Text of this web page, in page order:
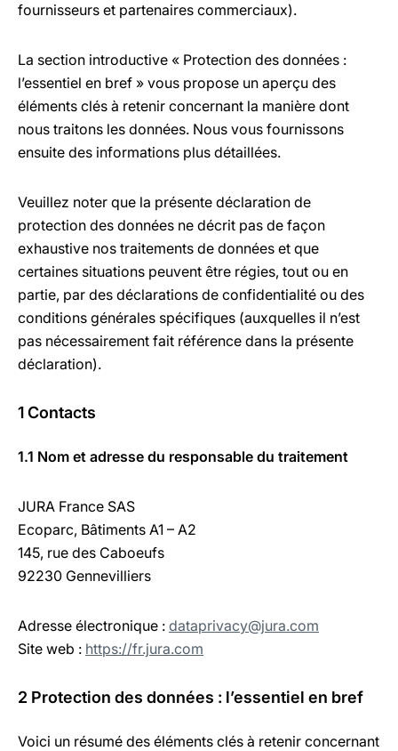
fournisseurs et partenaires commerciaux).
La section introductive « Protection des données :
l’essentiel en bref » vous propose un aperçu des
éléments clés à retenir concernant la manière dont
nous traitons les données. Nous vous fournissons
ensuite des informations plus détaillées.
Veuillez noter que la présente déclaration de
protection des données ne décrit pas de façon
exhaustive nos traitements de données et que
certaines situations peuvent être régies, tout ou en
partie, par des déclarations de confidentialité ou des
conditions générales spécifiques (auxquelles il n’est
pas nécessairement fait référence dans la présente
déclaration).
1 Contacts
1.1 Nom et adresse du responsable du traitement
JURA France SAS
Ecoparc, Bâtiments A1 – A2
145, rue des Caboeufs
92230 Gennevilliers
Adresse électronique : dataprivacy@jura.com
Site web : https://fr.jura.com
2 Protection des données : l’essentiel en bref
Voici un résumé des éléments clés à retenir concernant